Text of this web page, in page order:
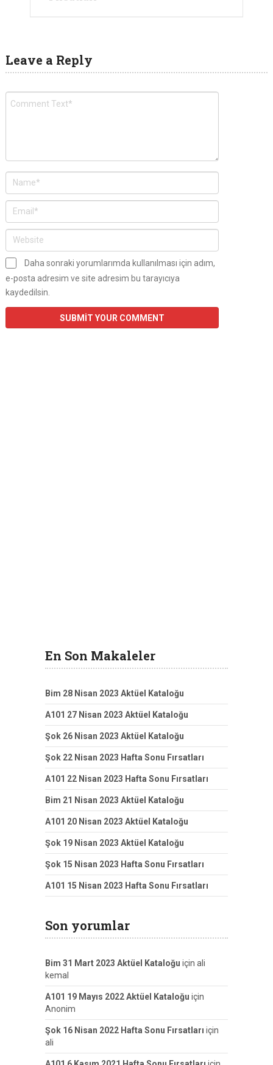
Leave a Reply
Daha sonraki yorumlarımda kullanılması için adım,
e-posta adresim ve site adresim bu tarayıcıya
kaydedilsin.
En Son Makaleler
Bim 28 Nisan 2023 Aktüel Kataloğu
A101 27 Nisan 2023 Aktüel Kataloğu
Şok 26 Nisan 2023 Aktüel Kataloğu
Şok 22 Nisan 2023 Hafta Sonu Fırsatları
A101 22 Nisan 2023 Hafta Sonu Fırsatları
Bim 21 Nisan 2023 Aktüel Kataloğu
A101 20 Nisan 2023 Aktüel Kataloğu
Şok 19 Nisan 2023 Aktüel Kataloğu
Şok 15 Nisan 2023 Hafta Sonu Fırsatları
A101 15 Nisan 2023 Hafta Sonu Fırsatları
Son yorumlar
Bim 31 Mart 2023 Aktüel Kataloğu için ali
kemal
A101 19 Mayıs 2022 Aktüel Kataloğu için
Anonim
Şok 16 Nisan 2022 Hafta Sonu Fırsatları için
ali